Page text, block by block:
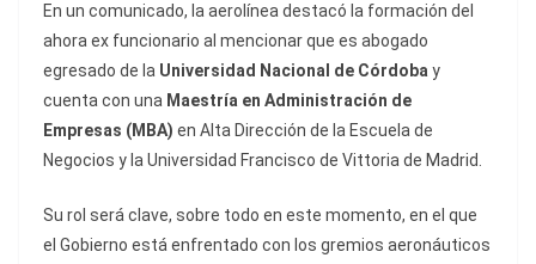
En un comunicado, la aerolínea destacó la formación del
ahora ex funcionario al mencionar que es abogado
egresado de la Universidad Nacional de Córdoba y
cuenta con una Maestría en Administración de
Empresas (MBA) en Alta Dirección de la Escuela de
Negocios y la Universidad Francisco de Vittoria de Madrid.
Su rol será clave, sobre todo en este momento, en el que
el Gobierno está enfrentado con los gremios aeronáuticos